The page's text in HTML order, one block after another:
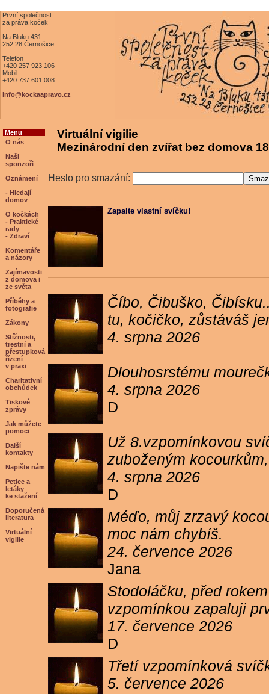
První společnost
za práva koček
Na Bluku 431
252 28 Černošice
Telefon
+420 257 923 106
Mobil
+420 737 601 008
info@kockaapravo.cz
Menu
O nás
Naši
sponzoři
Oznámení
- Hledají
domov
O kočkách
- Praktické
rady
- Zdraví
Komentáře
a názory
Zajímavosti
z domova i
ze světa
Příběhy a
fotografie
Zákony
Stížnosti,
trestní a
přestupková
řízení
v praxi
Charitativní
obchůdek
Tiskové
zprávy
Jak můžete
pomoci
Další
kontakty
Napište nám
Petice a
letáky
ke stažení
Doporučená
literatura
Virtuální
vigilie
Virtuální vigilie
Mezinárodní den zvířat bez domova
Heslo pro smazání:
Zapalte vlastní svíčku!
Číbo, Čibuško,
tu, kočičko, zůstáváš
4. srpna 2026
Dlouhosrstému
4. srpna 2026
D
Už 8.vzpomínkovou
zuboženým
4. srpna 2026
D
Méďo, můj zrzavý
moc nám chybíš.
24. července 2026
Jana
Stodoláčku, před
vzpomínkou zapaluji
17. července 2026
D
Třetí vzpomínková
5. července 2026